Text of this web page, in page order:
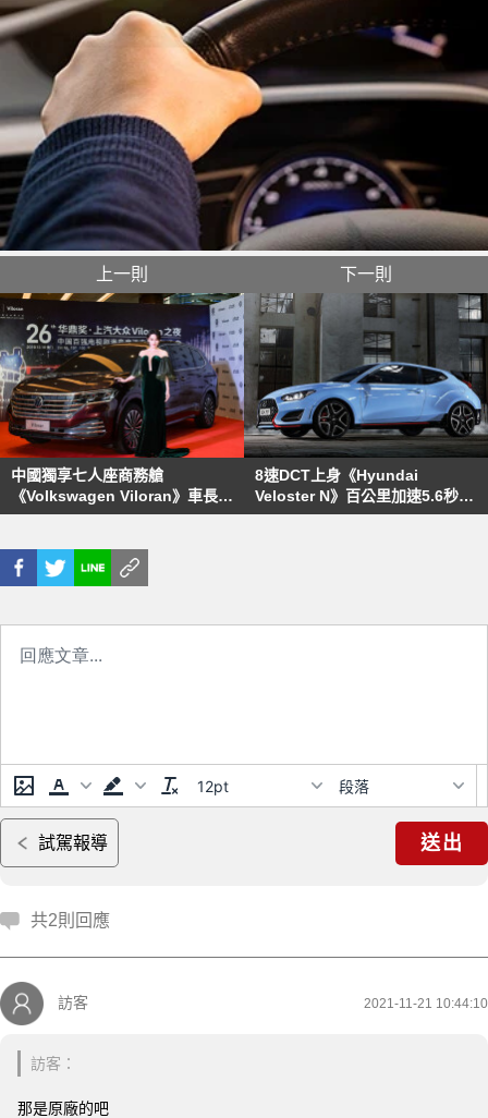
上一則
中國獨享七人座商務艙
《Volkswagen Viloran》車長超
過5米3內在有多豪華？
下一則
8速DCT上身《Hyundai
Veloster N》百公里加速5.6秒比
手排還快
12pt 段落
試駕報導 送出
共2則回應
訪客 2021-11-21 10:44:10
訪客：
那是原廠的吧